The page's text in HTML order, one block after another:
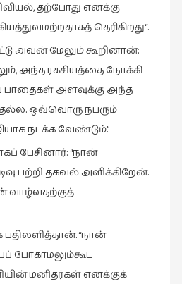
,தற்போதுஎனக்கு
தெரிகிறது“.
அவன்மேலும்கூறினான்:
,அந்தரகசியத்தைநோக்கி
பாதைகள்அளவுக்குஅந்த
.ஒவ்வொருநபரும்
நடக்கவேண்டும்.”
பேசினார்: “நான்
பற்றி தகவல்அளிக்கிறேன்.
வாழ்வதற்குத்
பதிலளித்தான். “நான்
போகாமலும்கூட
மனிதர்கள்எனக்குக்